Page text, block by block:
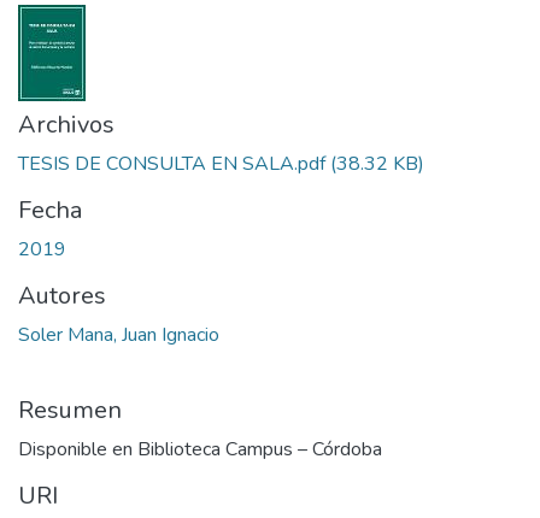
Archivos
TESIS DE CONSULTA EN SALA.pdf(38.32 KB)
Fecha
2019
Autores
Soler Mana, Juan Ignacio
Resumen
Disponible en Biblioteca Campus – Córdoba
URI